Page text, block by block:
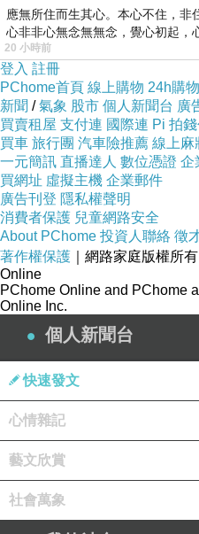
上台報告時間已過了。
２）考不理想者，請將打字傳Ｌ
分，再加分。
３）没有考試，必須請假，才能
拼音
9:30–10:30
Dǎzì hòu chuán dào LINE
bàogào (bù kàn gǎo).
10:30–11:30
English
notes).
10:30–11:30
應無所住而生其心。本心不住，
心非非心無念無無念，覺心初起，
20 小時前
登入 註冊
PChome首頁 線上購物 24h購物
新聞 /氣象 股市 個人新聞台 廣
買賣租屋 支付連 國際連 Pi 拍
買車 旅行團 汽車險推薦 線上麻
一元簡訊 直播達人 數位憑證 企
買網址 虛擬主機 企業郵件
廣告刊登 隱私權聲明
消費者保護 兒童網路安全
About PChome 投資人聯絡 徵
著作權保護 ｜網路家庭版權所
Online
PChome Online and PChome
Online Inc.
個人新聞台
快速發文
心情雜記
藝文欣賞
社會萬象